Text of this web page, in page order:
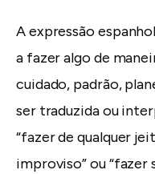
A expressão
a fazer algo de
cuidado, padrão,
ser traduzida ou
“fazer de qualquer
improviso” ou “fazer